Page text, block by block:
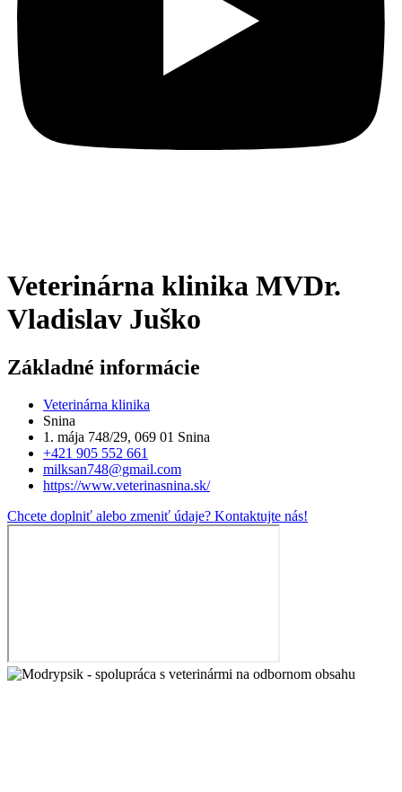
Veterinárna klinika MVDr.
Vladislav Juško
Základné informácie
Veterinárna klinika
Snina
1. mája 748/29, 069 01 Snina
+421 905 552 661
milksan748@gmail.com
https://www.veterinasnina.sk/
Chcete doplniť alebo zmeniť údaje? Kontaktujte nás!